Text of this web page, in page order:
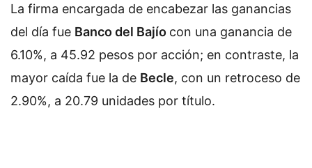
La firma encargada de encabezar las ganancias
del día fue Banco del Bajío con una ganancia de
6.10%, a 45.92 pesos por acción; en contraste, la
mayor caída fue la de Becle, con un retroceso de
2.90%, a 20.79 unidades por título.